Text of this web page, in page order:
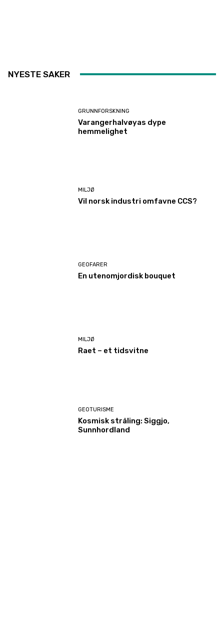
NYESTE SAKER
GRUNNFORSKNING
Varangerhalvøyas dype
hemmelighet
MILJØ
Vil norsk industri omfavne CCS?
GEOFARER
En utenomjordisk bouquet
MILJØ
Raet – et tidsvitne
GEOTURISME
Kosmisk stråling: Siggjo,
Sunnhordland